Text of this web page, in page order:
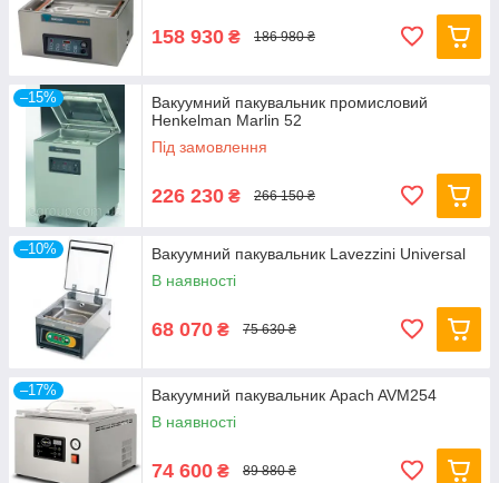
158 930 ₴ 186 980 ₴
–15%
Вакуумний пакувальник промисловий
Henkelman Marlin 52
Під замовлення
226 230 ₴ 266 150 ₴
–10%
Вакуумний пакувальник Lavezzini Universal
В наявності
68 070 ₴ 75 630 ₴
–17%
Вакуумний пакувальник Apach AVM254
В наявності
74 600 ₴ 89 880 ₴